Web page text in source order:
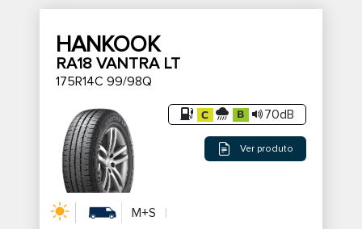
HANKOOK
RA18 VANTRA LT
175R14C 99/98Q
70dB
Ver produto
M+S